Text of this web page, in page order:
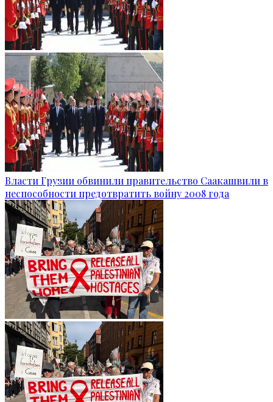
Власти Грузии обвинили правительство Саакашвили в
неспособности предотвратить войну 2008 года